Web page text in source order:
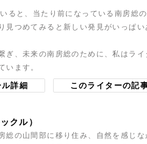
ると、当たり前になっている南房総
見つめてみると新しい発見がいっぱ
ぎ、未来の南房総のために、私はラ
います。
詳細 このライターの記
クル）
総の山間部に移り住み、自然を感じ